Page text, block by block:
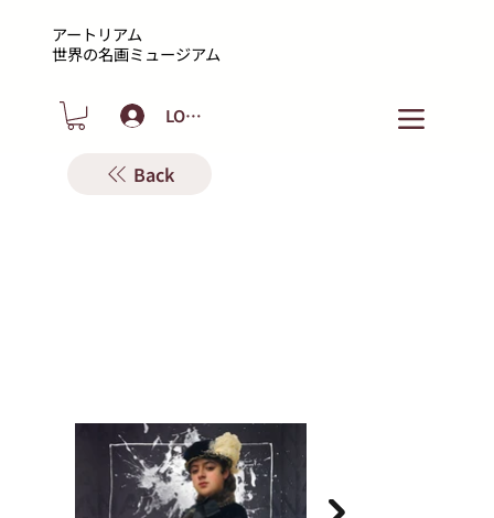
アートリアム
​世界の名画ミュージアム
LOGIN
Back